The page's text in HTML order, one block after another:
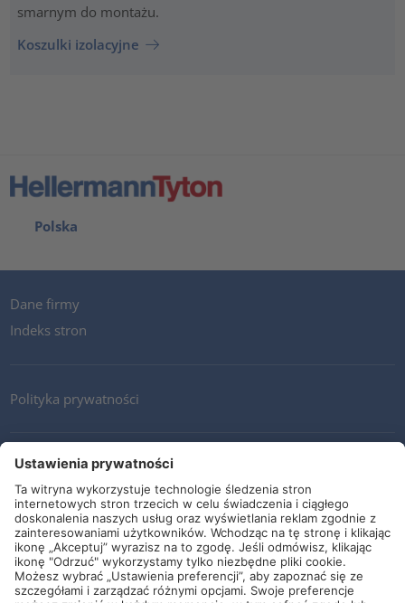
smarnym do montażu.
Koszulki izolacyjne
Polska
Dane firmy
Indeks stron
Polityka prywatności
Kontakt
Newsletter